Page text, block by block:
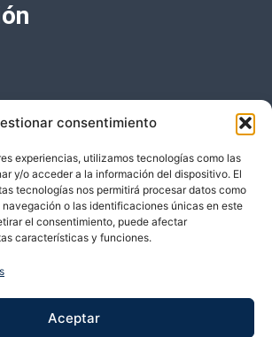
consentimiento
experiencias, utilizamos tecnologías como las
y/o acceder a la información del dispositivo. El
tecnologías nos permitirá procesar datos como
o las identificaciones únicas en este
el consentimiento, puede afectar
características y funciones.
Aceptar
(UE)
noticias
no dar mucho el
cosas importantes.